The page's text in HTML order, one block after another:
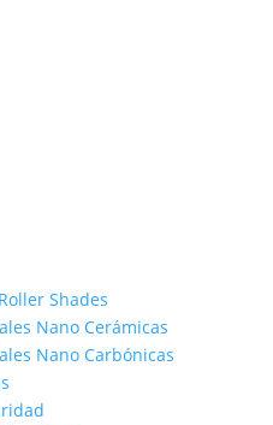
Shades
Nano Cerámicas
Nano Carbónicas